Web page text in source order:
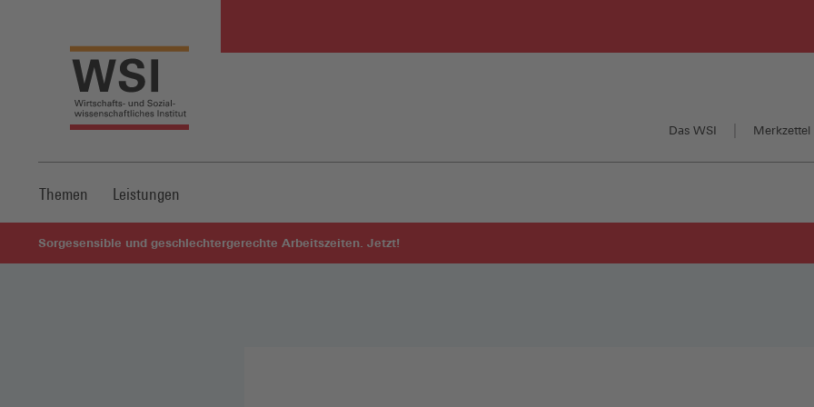
Das WSI Merkzettel
Themen Leistungen
Sorgesensible und geschlechtergerechte Arbeitszeiten. Jetzt!